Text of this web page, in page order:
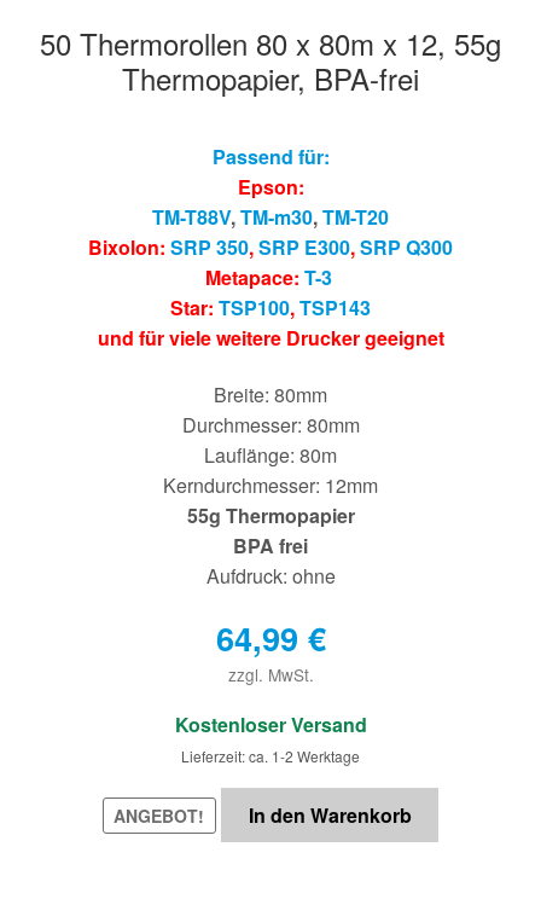
50 Thermorollen 80 x 80m x 12, 55g
Thermopapier, BPA-frei
Passend für:
Epson:
TM-T88V,TM-m30,TM-T20
Bixolon: SRP 350,SRP E300,SRP Q300
Metapace: T-3
Star: TSP100,TSP143
und für viele weitere Drucker geeignet
Breite: 80mm
Durchmesser: 80mm
Lauflänge: 80m
Kerndurchmesser: 12mm
55g Thermopapier
BPA frei
Aufdruck: ohne
64,99 €
zzgl. MwSt.
€
Kostenloser Versand
Lieferzeit: ca. 1-2 Werktage
ANGEBOT! In den Warenkorb